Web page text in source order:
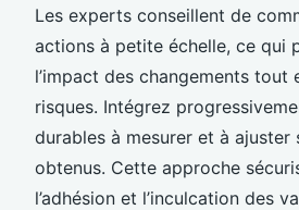
Les experts conseillent de
actions à petite échelle, ce qui
l’impact des changements tout
risques. Intégrez
durables à mesurer et à ajuster
obtenus. Cette approche
l’adhésion et l’inculcation des